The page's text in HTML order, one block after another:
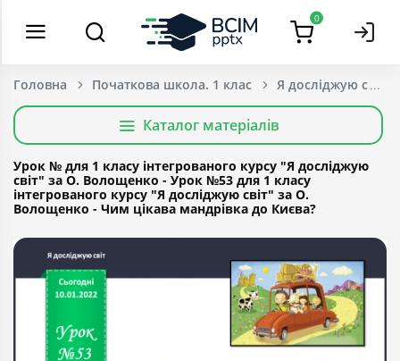
0
Головна Початкова школа. 1 клас Я досліджую світ
Каталог матеріалів
Урок № для 1 класу інтегрованого курсу "Я досліджую
світ" за О. Волощенко - Урок №53 для 1 класу
інтегрованого курсу "Я досліджую світ" за О.
Волощенко - Чим цікава мандрівка до Києва?